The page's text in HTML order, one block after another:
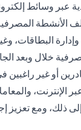
عبر وسائط
الأنشطة
البطاقات،
خلال وبعد
أو غير
ذلك، ومع تعزيز